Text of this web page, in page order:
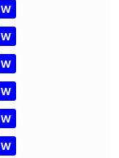
W
W
W
W
W
W